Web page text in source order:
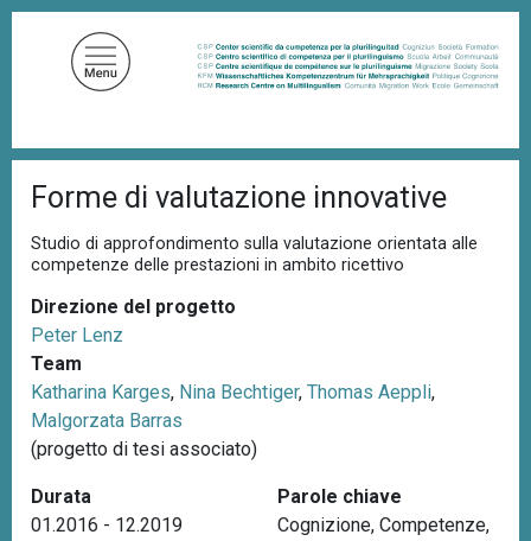
r
i
c
i
o
l
e
d
i
p
a
n
e
Forme di valutazione innovative
Studio di approfondimento sulla valutazione orientata alle
competenze delle prestazioni in ambito ricettivo
Direzione del progetto
Peter Lenz
Team
Katharina Karges, Nina Bechtiger, Thomas Aeppli,
Malgorzata Barras
(progetto di tesi associato)
Durata
01.2016 - 12.2019
Parole chiave
Cognizione, Competenze,